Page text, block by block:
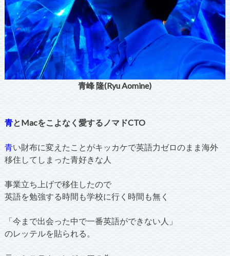
青峰 隆(Ryu Aomine)
青とMacをこよなく愛するノマドCTO
青い財布に変えたことがキッカケで英語力ゼロのまま海外
移住してしまった青好きな人
事業立ち上げで移住したので
英語を勉強する時間も学校に行く時間も無く
「今まで出会った中で一番英語ができない人」
のレッテルを貼られる。